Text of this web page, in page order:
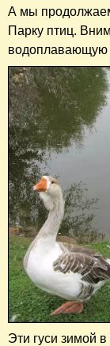
А мы
Парку птиц.
водоплавающую
Эти гуси зимой